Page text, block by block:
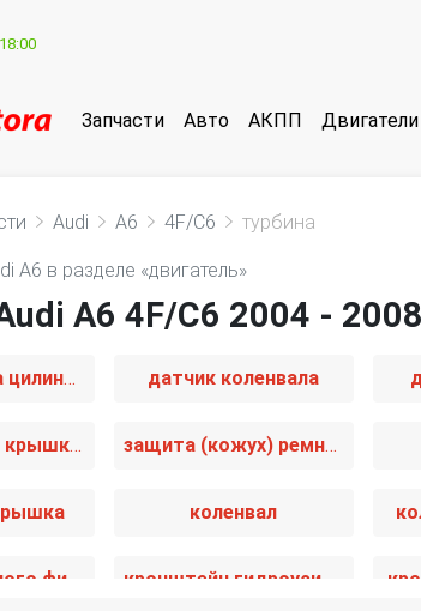
Запчасти Авто АКПП Двигатели
Audi A6 4F/C6 турбина
A6 в разделе «двигатель»
A6 4F/C6 2004 - 2008
головка блока цилиндров датчик коленвала
декоративная крышка двигателя защита (кожух) ремня ГРМ
коленвал